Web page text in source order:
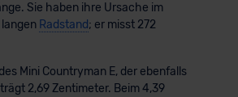
Sie haben ihre Ursache im
Radstand; er misst 272
Mini Countryman E, der ebenfalls
2,69 Zentimeter. Beim 4,39